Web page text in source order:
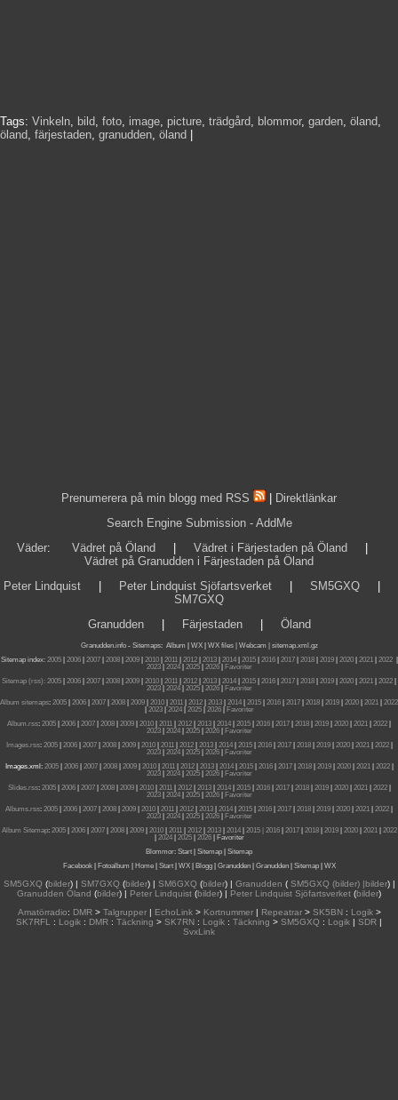
Tags: Vinkeln, bild, foto, image, picture, trädgård, blommor, garden, öland,
öland, färjestaden, granudden, öland
Prenumerera på min blogg med RSS
Direktlänkar
Search Engine Submission - AddMe
Väder: Vädret på Öland Vädret i Färjestaden på Öland
Vädret på Granudden i Färjestaden på Öland
Peter Lindquist
Peter Lindquist Sjöfartsverket SM5GXQ
SM7GXQ
Granudden| Färjestaden| Öland
Granudden.info- Sitemaps: Album WX WX files | Webcam |
sitemap.xml.gz
Sitemap index: 2005| 2006| 2007| 2008| 2009| 2010| 2011| 2012| 2013| 2014| 2015| 2016| 2017| 2018| 2019| 2020| 2021| 2022|
2023| 2024| 2025| 2026|
Favoriter
Sitemap (rss): 2005 2006 2007 2008 2009 2010 2011 2012 2013 2014 2015 2016 2017 2018 2019 2020 2021 2022
2023| 2024| 2025| 2026|
Favoriter
Album sitemaps: 2005 2006 2007 2008 2009 2010 2011 2012 2013 2014 2015 2016 2017 2018 2019 2020 2021
2022
2023| 2024| 2025| 2026|
Favoriter
Album.rss: 2005 2006 2007 2008 2009 2010 2011 2012 2013 2014 2015 2016 2017 2018 2019 2020 2021 2022
2023| 2024| 2025| 2026|
Favoriter
Images.rss: 2005| 2006| 2007| 2008| 2009| 2010| 2011| 2012| 2013| 2014| 2015| 2016| 2017| 2018| 2019| 2020| 2021| 2022|
2023| 2024| 2025| 2026|
Favoriter
Images.xml: 2005| 2006| 2007| 2008| 2009| 2010| 2011| 2012| 2013| 2014| 2015| 2016| 2017| 2018| 2019| 2020| 2021| 2022|
2023| 2024| 2025| 2026|
Favoriter
Slides.rss: 2005| 2006| 2007| 2008| 2009| 2010| 2011| 2012| 2013| 2014| 2015| 2016| 2017| 2018| 2019| 2020| 2021| 2022|
2023| 2024| 2025| 2026|
Favoriter
Albums.rss: 2005 2006 2007 2008 2009 2010 2011 2012 2013 2014 2015 2016 2017 2018 2019 2020 2021 2022
2023| 2024| 2025| 2026|
Favoriter
Album Sitemap: 2005| 2006| 2007| 2008| 2009| 2010| 2011| 2012| 2013| 2014| 2015 | 2016| 2017| 2018| 2019| 2020| 2021| 2022
2024| 2025| 2026|
Favoriter
Blommor: Start Sitemap
Sitemap
Facebook| Fotoalbum Home| Start| WX| Blogg| Granudden| Granudden| Sitemap| WX
SM5GXQ(bilder) | SM7GXQ(bilder) | SM6GXQ(bilder) | Granudden (SM5GXQ (bilder) |bilder) |
Granudden Öland (bilder) | Peter Lindquist (bilder) | Peter Lindquist Sjöfartsverket (bilder)
Amatörradio: DMR> Talgrupper| EchoLink> Kortnummer| Repeatrar> SK5BN: Logik>
SK7RFL
: Logik : DMR : Täckning > SK7RN : Logik : Täckning > SM5GXQ : Logik | SDR |
SvxLink